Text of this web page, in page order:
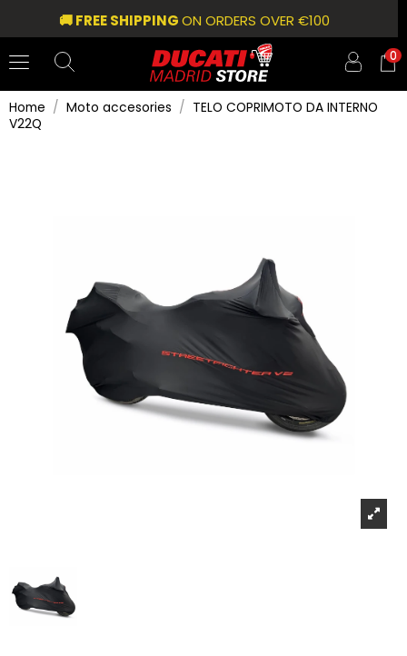
🚚 FREE SHIPPINGON ORDERS OVER €100
0
Home Moto accesories
TELO COPRIMOTO DA INTERNO
V22Q